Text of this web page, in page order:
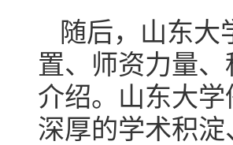
随后，山东
置、师资力量
介绍。山东大
深厚的学术积